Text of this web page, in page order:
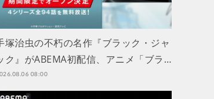
塚治虫の不朽の名作『ブラック・ジャ
ク』がABEMA初配信、アニメ「ブラ…
08:00